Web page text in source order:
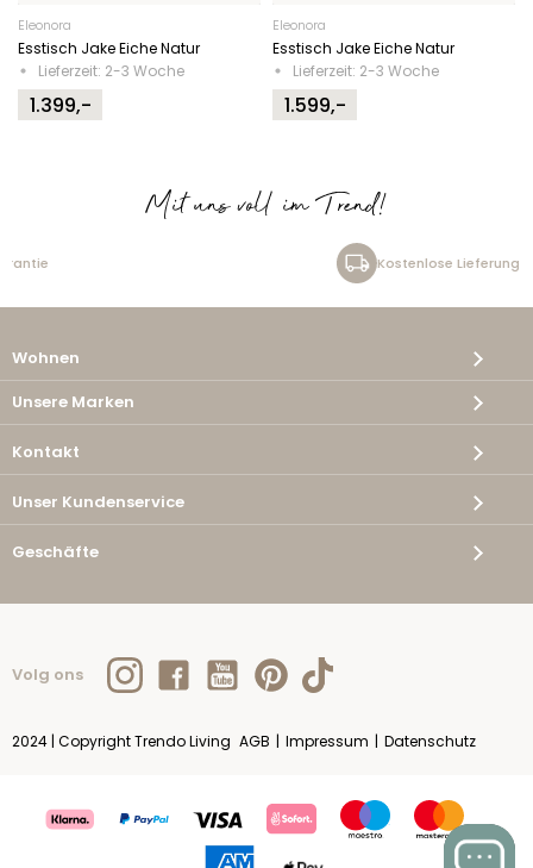
Eleonora
Esstisch Jake Eiche Natur
Lieferzeit: 2-3 Woche
1.399,-
Eleonora
Esstisch Jake Eiche Natur
Lieferzeit: 2-3 Woche
1.599,-
Mit uns voll im Trend!
Kostenlose Lieferung
Wohnen
Unsere Marken
Kontakt
Unser Kundenservice
Geschäfte
Volg ons
2024 | Copyright Trendo Living AGB | Impressum | Datenschutz